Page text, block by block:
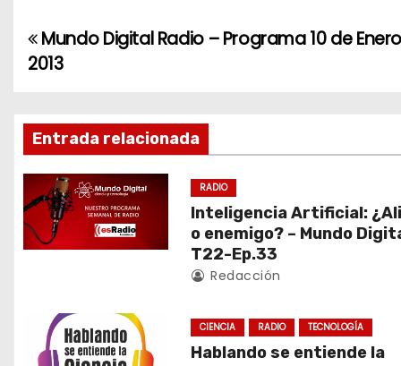
N
v
e
g
a
ó
Mundo Digital Radio – Programa 10 de
2013
Entrada relacionada
RADIO
Inteligencia Artificial:
o enemigo? – Mundo
T22-Ep.33
Redacción
CIENCIA RADIO TECNOLOGÍA
Hablando se entiende la